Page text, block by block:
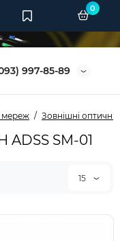
997-85-89
0
мереж Зовнішні оптичні
ADSS SM-01
15